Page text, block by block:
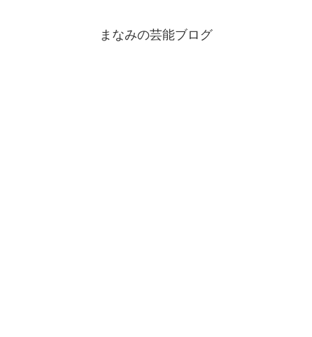
まなみの芸能ブログ